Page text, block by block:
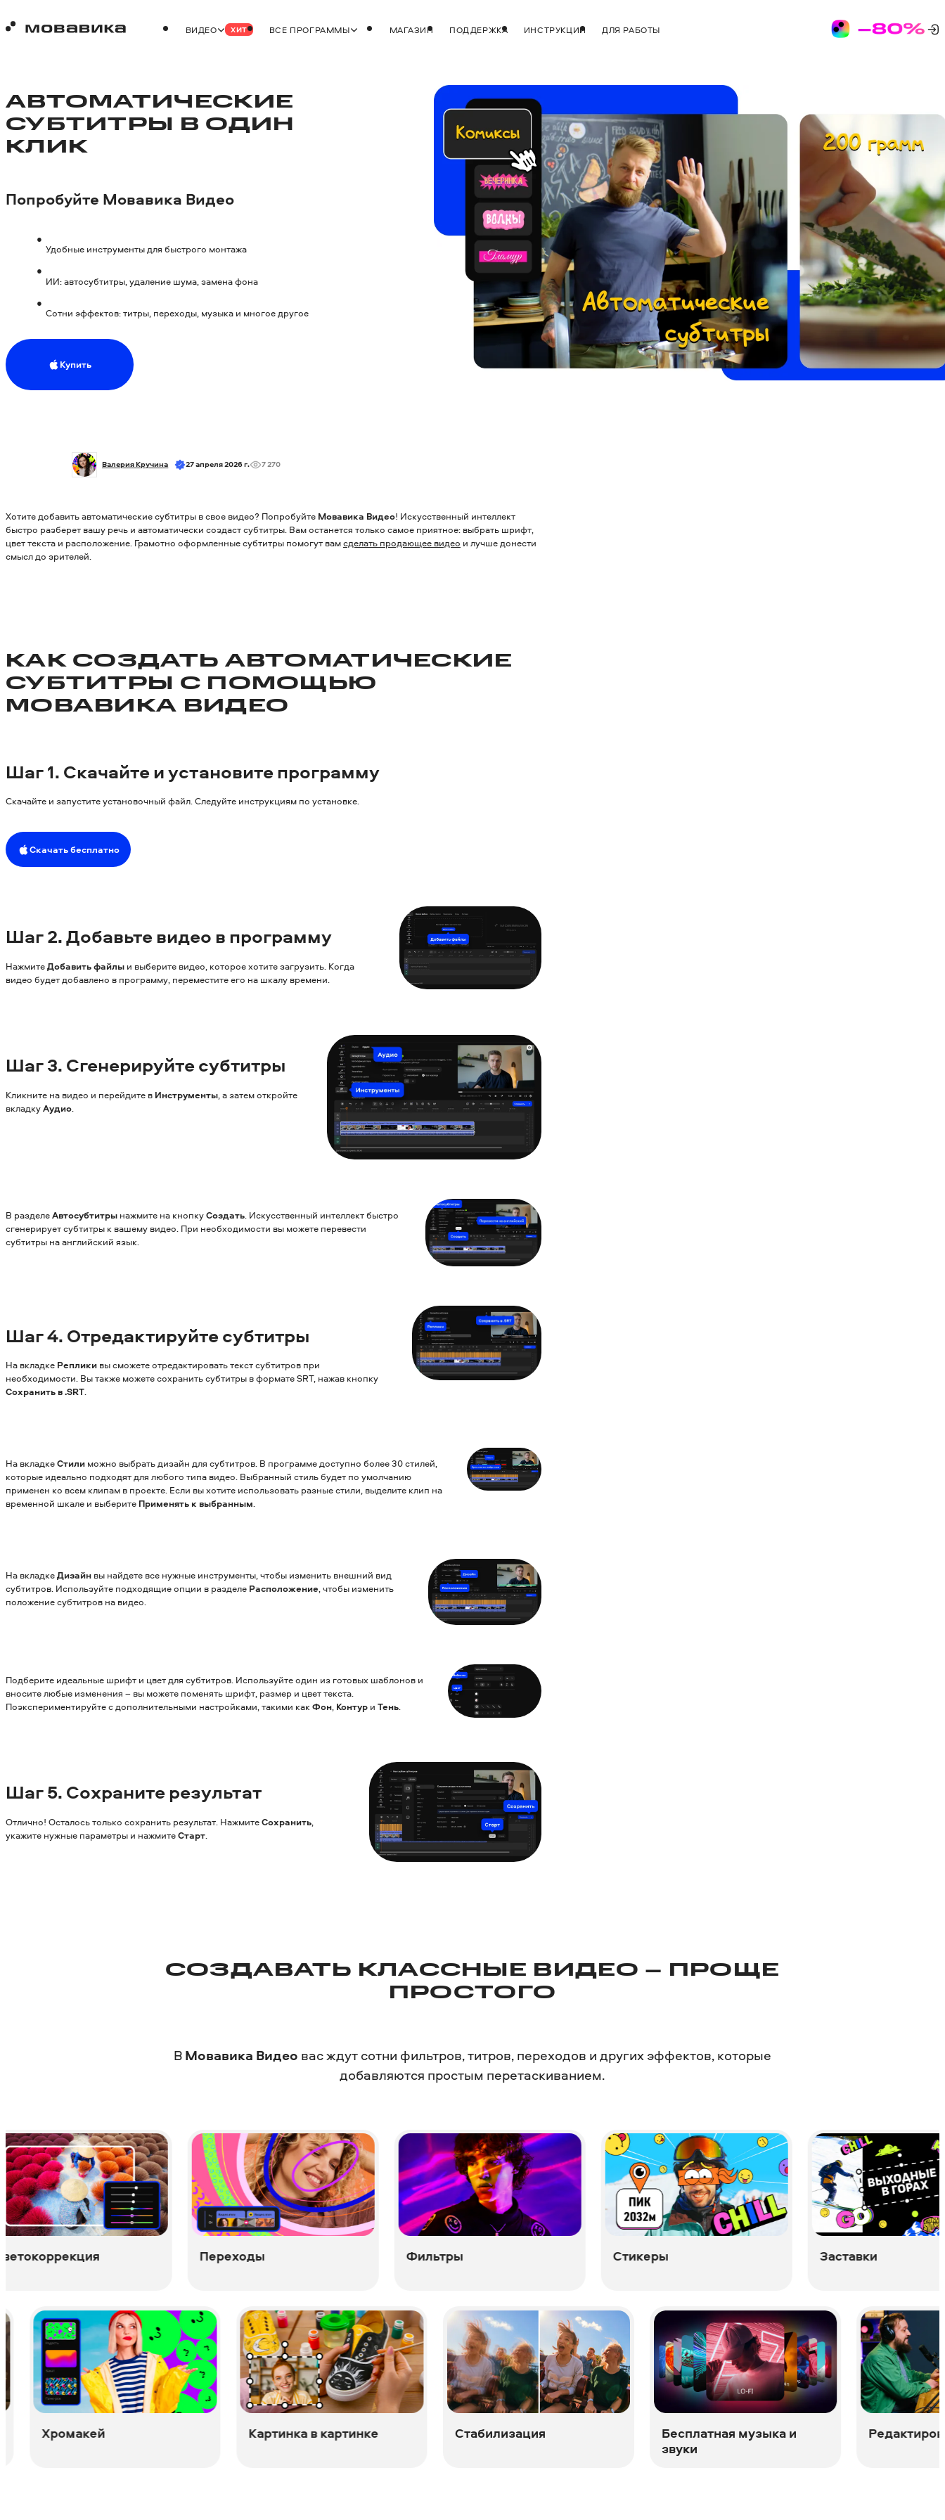
ВИДЕО ХИТ ВСЕ ПРОГРАММЫ МАГАЗИН ПОДДЕРЖКА ИНСТРУКЦИИ ДЛЯ РАБОТЫ
АВТОМАТИЧЕСКИЕ
СУБТИТРЫ В ОДИН
КЛИК
Попробуйте Мовавика Видео
Удобные инструменты для быстрого монтажа
ИИ: автосубтитры, удаление шума, замена фона
Сотни эффектов: титры, переходы, музыка и многое другое
Купить
Валерия Кручина 27 апреля 2026 г. 7 270
Хотите добавить автоматические субтитры в свое видео? Попробуйте Мовавика Видео! Искусственный интеллект
быстро разберет вашу речь и автоматически создаст субтитры. Вам останется только самое приятное: выбрать шрифт,
цвет текста и расположение. Грамотно оформленные субтитры помогут вамсделать продающее видео и лучше донести
смысл до зрителей.
КАК СОЗДАТЬ АВТОМА­ТИЧЕСКИЕ
СУБТИТРЫ С ПОМОЩЬЮ
МОВАВИКА ВИДЕО
Шаг1. Скачайте и установите программу
Скачайте и запустите установочный файл. Следуйте инструкциям по установке.
Скачать бесплатно
Шаг2. Добавьте видео в программу
НажмитеДобавить файлы и выберите видео, которое хотите загрузить. Когда
видео будет добавлено в программу, переместите его на шкалу времени.
Шаг3. Сгенерируйте субтитры
Кликните на видео и перейдите в Инструменты, а затем откройте
вкладкуАудио.
В разделеАвтосубтитры нажмите на кнопкуСоздать . Искусственный интеллект быстро
сгенерирует субтитры к вашему видео. При необходимости вы можете перевести
субтитры на английский язык.
Шаг4. Отредактируйте субтитры
На вкладке Реплики вы сможете отредактировать текст субтитров при
необходимости. Вы также можете сохранить субтитры в формате SRT, нажав кнопку
Сохранить в .SRT.
На вкладкеСтили можно выбрать дизайн для субтитров. В программе доступно более 30 стилей,
которые идеально подходят для любого типа видео. Выбранный стиль будет по умолчанию
применен ко всем клипам в проекте. Если вы хотите использовать разные стили, выделите клип на
временной шкале и выберите Применять к выбранным.
На вкладкеДизайн вы найдете все нужные инструменты, чтобы изменить внешний вид
субтитров. Используйте подходящие опции в разделе Расположение, чтобы изменить
положение субтитров на видео.
Подберите идеальные шрифт и цвет для субтитров. Используйте один из готовых шаблонов и
вносите любые изменения – вы можете поменять шрифт, размер и цвет текста.
Поэкспериментируйте с дополнительными настройками, такими какФон, Контур и Тень.
Шаг5. Сохраните результат
Отлично! Осталось только сохранить результат. НажмитеСохранить,
укажите нужные параметры и нажмитеСтарт.
СОЗДАВАТЬ КЛАССНЫЕ ВИДЕО – ПРОЩЕ
ПРОСТОГО
ВМовавика Видео вас ждут сотни фильтров, титров, переходов и других эффектов, которые
добавляются простым перетаскиванием.
Переходы
Бесплатная музыка и
движение Картинка в картинке